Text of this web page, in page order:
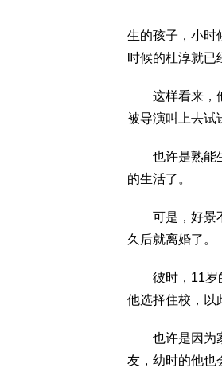
生的孩子，小时
时候的杜淳就已
这样看来，他
被导演叫上去试
也许是熟能生
的生活了。
可是，好景不
久后就离婚了。
彼时，11岁的
他选择住校，以
也许是因为家
友，幼时的他也